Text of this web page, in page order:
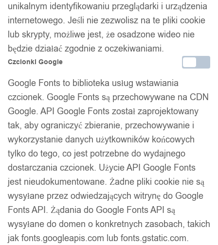
/ 7
Piżama damska prezent na
walentynki dla dziewczyny
kotki kombinezon xl
119,99zł
Darmowa dostawa od 90 zł
Dostawa w 24h
Zamówienia złożone do 14:00 wysyłamy tego samego dnia.
unikalnym identyfikowaniu przeglądarki i urządzenia
internetowego. Jeśli nie zezwolisz na te pliki cookie
lub skrypty, możliwe jest, że osadzone wideo nie
będzie działać zgodnie z oczekiwaniami.
Czcionki Google
Google Fonts to biblioteka usług wstawiania
czcionek. Google Fonts są przechowywane na CDN
Google. API Google Fonts został zaprojektowany
tak, aby ograniczyć zbieranie, przechowywanie i
wykorzystanie danych użytkowników końcowych
tylko do tego, co jest potrzebne do wydajnego
dostarczania czcionek. Użycie API Google Fonts
jest nieudokumentowane. Żadne pliki cookie nie są
wysyłane przez odwiedzających witrynę do Google
Fonts API. Żądania do Google Fonts API są
wysyłane do domen o konkretnych zasobach, takich
jak fonts.googleapis.com lub fonts.gstatic.com.